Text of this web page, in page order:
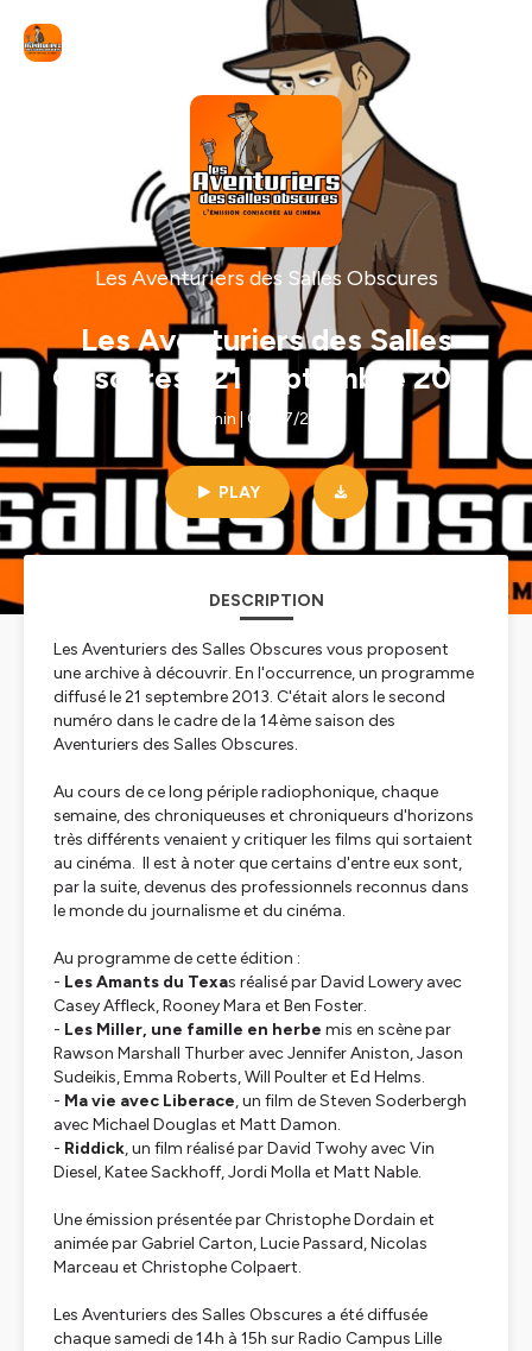
Les Aventuriers des Salles Obscures
Les Aventuriers des Salles
Obscures : 21 septembre 2013
59min | 08/17/2025
PLAY
DESCRIPTION
Les Aventuriers des Salles Obscures vous proposent
une archive à découvrir. En l'occurrence, un programme
diffusé le 21 septembre 2013. C'était alors le second
numéro dans le cadre de la 14ème saison des
Aventuriers des Salles Obscures.
Au cours de ce long périple radiophonique, chaque
semaine, des chroniqueuses et chroniqueurs d'horizons
très différents venaient y critiquer les films qui sortaient
au cinéma. Il est à noter que certains d'entre eux sont,
par la suite, devenus des professionnels reconnus dans
le monde du journalisme et du cinéma.
Au programme de cette édition :
- Les Amants du Texas réalisé par David Lowery avec
Casey Affleck, Rooney Mara et Ben Foster.
- Les Miller, une famille en herbe mis en scène par
Rawson Marshall Thurber avec Jennifer Aniston, Jason
Sudeikis, Emma Roberts, Will Poulter et Ed Helms.
- Ma vie avec Liberace, un film de Steven Soderbergh
avec Michael Douglas et Matt Damon.
- Riddick, un film réalisé par David Twohy avec Vin
Diesel, Katee Sackhoff, Jordi Molla et Matt Nable.
Une émission présentée par Christophe Dordain et
animée par Gabriel Carton, Lucie Passard, Nicolas
Marceau et Christophe Colpaert.
Les Aventuriers des Salles Obscures a été diffusée
chaque samedi de 14h à 15h sur Radio Campus Lille